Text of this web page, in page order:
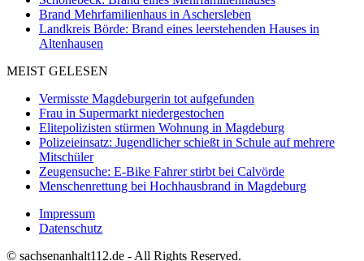
Brand Mehrfamilienhaus in Aschersleben
Landkreis Börde: Brand eines leerstehenden Hauses in
Altenhausen
MEIST GELESEN
Vermisste Magdeburgerin tot aufgefunden
Frau in Supermarkt niedergestochen
Elitepolizisten stürmen Wohnung in Magdeburg
Polizeieinsatz: Jugendlicher schießt in Schule auf mehrere
Mitschüler
Zeugensuche: E-Bike Fahrer stirbt bei Calvörde
Menschenrettung bei Hochhausbrand in Magdeburg
Impressum
Datenschutz
© sachsenanhalt112.de - All Rights Reserved.